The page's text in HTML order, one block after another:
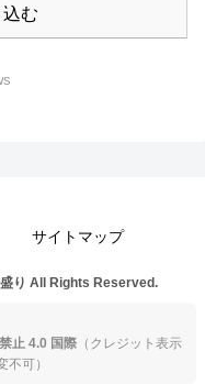
む
サイトマップ
り All Rights Reserved.
止 4.0 国際 （クレジット表示
不可）